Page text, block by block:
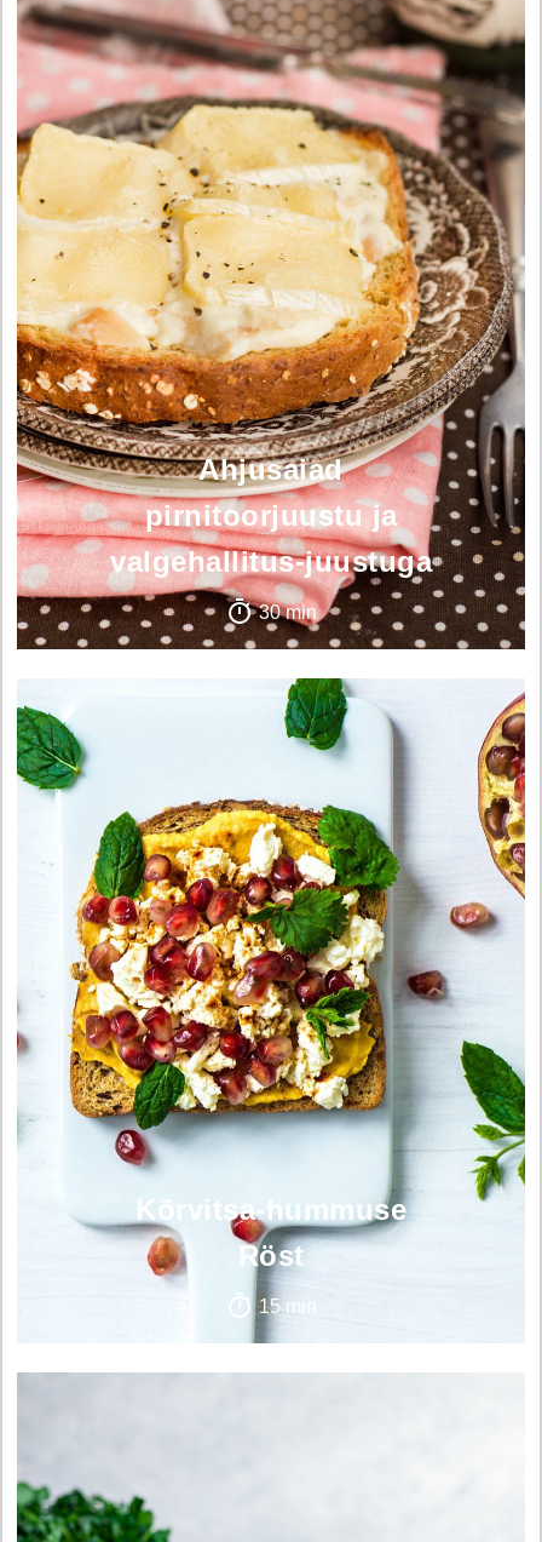
Ahjusaiad
pirnitoorjuustu ja
valgehallitus-juustuga
30 min
Kõrvitsa-hummuse
Röst
15 min